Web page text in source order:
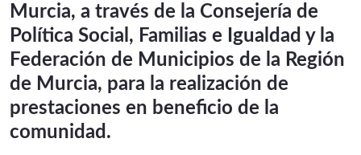
Murcia, a través de la Consejería de
Política Social, Familias e Igualdad y la
Federación de Municipios de la Región
de Murcia, para la realización de
prestaciones en beneficio de la
comunidad.